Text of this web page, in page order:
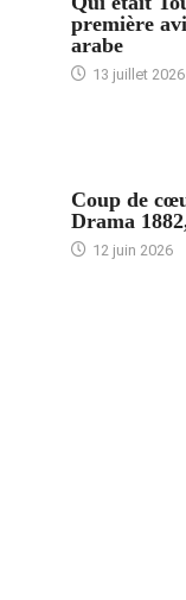
première
arabe
13 juillet 2026
Coup de
Drama
12 juin 2026